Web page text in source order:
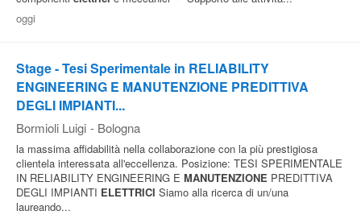
oggi
Stage - Tesi Sperimentale in RELIABILITY
ENGINEERING E MANUTENZIONE PREDITTIVA
DEGLI IMPIANTI...
Bormioli Luigi - Bologna
la massima affidabilità nella collaborazione con la più prestigiosa
clientela interessata all'eccellenza. Posizione: TESI SPERIMENTALE
IN RELIABILITY ENGINEERING E MANUTENZIONE PREDITTIVA
DEGLI IMPIANTI ELETTRICI Siamo alla ricerca di un/una
laureando...